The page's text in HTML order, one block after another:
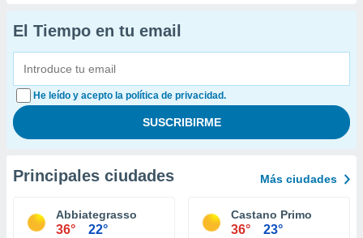
El Tiempo en tu email
He leído y acepto la política de privacidad.
Principales ciudades Más ciudades
Abbiategrasso
36° 22°
Castano Primo
36° 23°